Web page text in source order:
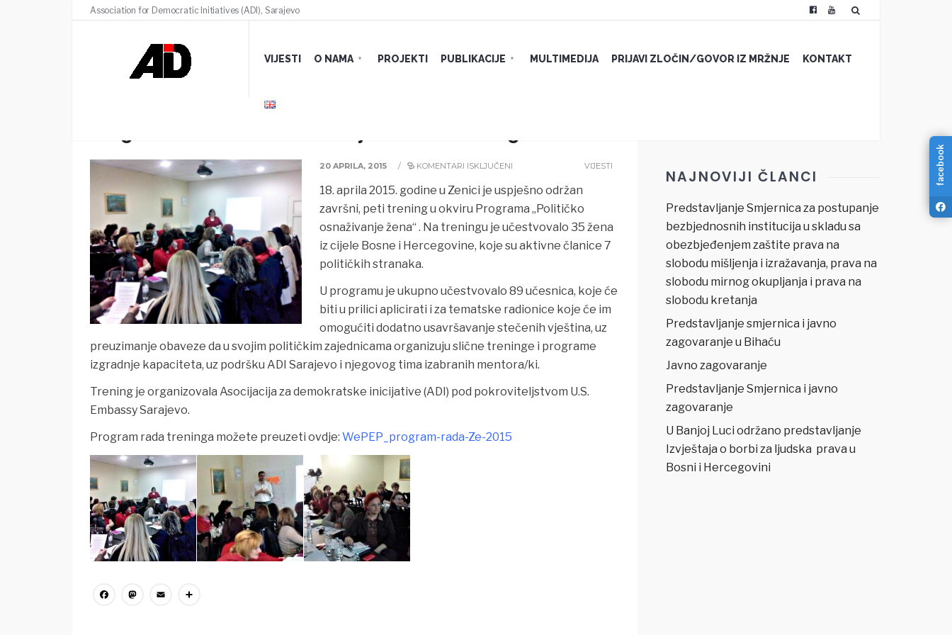
Association for Democratic Initiatives (ADI), Sarajevo
VIJESTI O NAMA PROJEKTI PUBLIKACIJE MULTIMEDIJA PRIJAVI ZLOČIN/GOVOR IZ MRŽNJE KONTAKT
20 APRILA, 2015 / KOMENTARI ISKLJUČENI VIJESTI
18. aprila 2015. godine u Zenici je uspješno održan
završni, peti trening u okviru Programa „Političko
osnaživanje žena“ . Na treningu je učestvovalo 35 žena
iz cijele Bosne i Hercegovine, koje su aktivne članice 7
političkihstranaka.
U programu je ukupno učestvovalo 89 učesnica, koje će
biti u prilici aplicirati i za tematske radionice koje će im
omogućiti dodatno usavršavanje stečenih vještina, uz
preuzimanje obaveze da u svojim političkim zajednicama organizuju slične treninge i programe
izgradnje kapaciteta, uz podršku ADI Sarajevo i njegovog tima izabranih mentora/ki.
Trening je organizovala Asocijacija za demokratske inicijative (ADI) pod pokroviteljstvom U.S.
Embassy Sarajevo.
Program rada treninga možete preuzeti ovdje: WePEP_program-rada-Ze-2015
Facebook
Mastodon
Email
NAJNOVIJI ČLANCI
Predstavljanje Smjernica za postupanje
bezbjednosnih institucija u skladu sa
obezbjeđenjem zaštite prava na
slobodu mišljenja i izražavanja, prava na
slobodu mirnog okupljanja i prava na
slobodu kretanja
Predstavljanje smjernica i javno
zagovaranje u Bihaću
Javno zagovaranje
Predstavljanje Smjernica i javno
zagovaranje
U Banjoj Luci održano predstavljanje
Izvještaja o borbi za ljudska prava u
Bosni i Hercegovini
facebook